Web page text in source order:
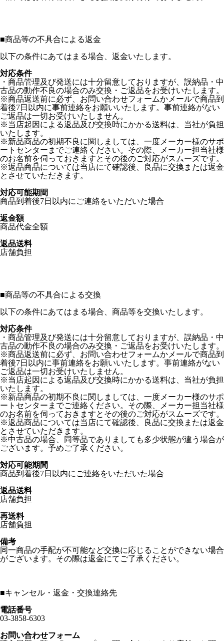
■商品等の不具合による返金
以下の条件にあてはまる場合、返金いたします。
対応条件
・商品管理及び発送には十分留意しておりますが、誤納品・中
古品の動作不良の場合のみ交換・ご返品をお受けいたします。
※商品返送前に必ず、お問い合わせフォームかメールで商品到
着後7日以内に事前連絡をお願いいたします。事前連絡がない
ご返品は一切お受けいたしません。
※当店起因による返品及び交換時にかかる送料は、当社が負担
いたします。
※新品商品の初期不良に関しましては、一度メーカー様のサポ
ートセンターまでご連絡ください。その際、メーカー担当社様
のお名前を伺っておきますとその後のご対応がスムーズです。
※返品商品については当店にて確認後、良品に交換または返金
とさせていただきます。
対応可能期間
商品到着後7日以内にご連絡をいただいた場合
返金額
商品代金全額
返品送料
店舗負担
■商品等の不具合による交換
以下の条件にあてはまる場合、商品等を交換いたします。
対応条件
・商品管理及び発送には十分留意しておりますが、誤納品・中
古品の動作不良の場合のみ交換・ご返品をお受けいたします。
※商品返送前に必ず、お問い合わせフォームかメールで商品到
着後7日以内に事前連絡をお願いいたします。事前連絡がない
ご返品は一切お受けいたしません。
※当店起因による返品及び交換時にかかる送料は、当社が負担
いたします。
※新品商品の初期不良に関しましては、一度メーカー様のサポ
ートセンターまでご連絡ください。その際、メーカー担当社様
のお名前を伺っておきますとその後のご対応がスムーズです。
※返品商品については当店にて確認後、良品に交換または返金
とさせていただきます。
※中古品の場合、同等品でありましても多少状態が違う場合が
ございます。予めご了承ください。
対応可能期間
商品到着後7日以内にご連絡をいただいた場合
返品送料
店舗負担
再送料
店舗負担
備考
同一商品の手配が不可能など交換に応じることができない場合
がございます。その際は返金にてご了承ください。
■キャンセル・返金・交換連絡先
電話番号
03-3858-6303
お問い合わせフォーム